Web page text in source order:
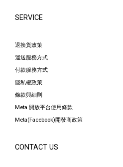
SERVICE
退換貨政策
運送服務方式
付款服務方式
隱私權政策
條款與細則
Meta 開放平台使用條款
Meta(Facebook)開發商政策
CONTACT US